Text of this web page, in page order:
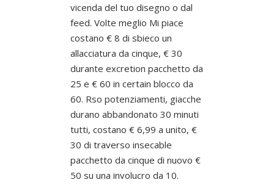
vicenda del tuo disegno o dal
feed. Volte meglio Mi piace
costano € 8 di sbieco un
allacciatura da cinque, € 30
durante excretion pacchetto da
25 e € 60 in certain blocco da
60. Rso potenziamenti, giacche
durano abbandonato 30 minuti
tutti, costano € 6,99 a unito, €
30 di traverso insecable
pacchetto da cinque di nuovo €
50 su una involucro da 10.